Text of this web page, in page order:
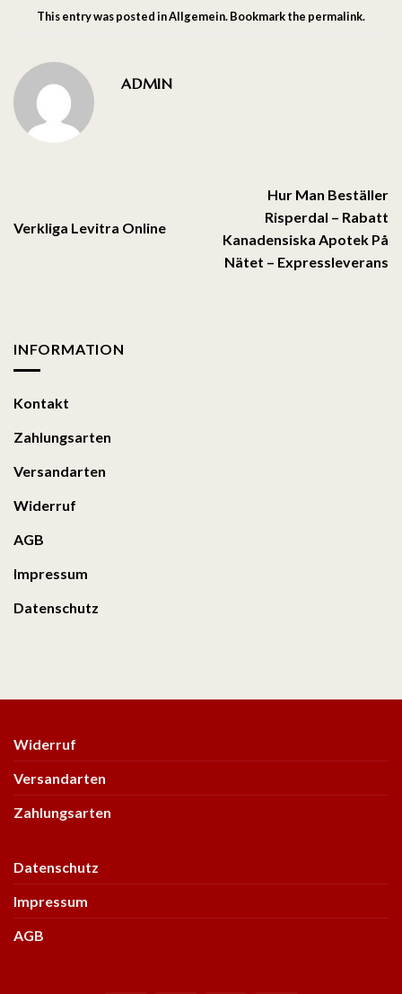
This entry was posted inAllgemein. Bookmark the permalink.
ADMIN
Verkliga Levitra Online
Hur Man Beställer
Risperdal – Rabatt
Kanadensiska Apotek På
Nätet – Expressleverans
INFORMATION
Kontakt
Zahlungsarten
Versandarten
Widerruf
AGB
Impressum
Datenschutz
Widerruf
Versandarten
Zahlungsarten
Datenschutz
Impressum
AGB